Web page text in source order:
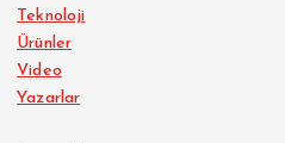
Teknoloji
Ürünler
Video
Yazarlar